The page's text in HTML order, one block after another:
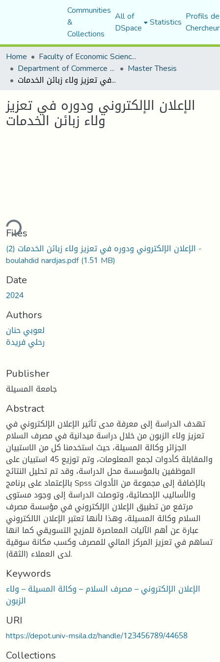
Communities
&
Collections
All of
DSpace Statistics Profils
Home
Faculty of Economic Sciences, Commerce and Management Sciences
Department of Commerce Science Master Thesis
الإعلان الإلكتروني ودوره في تعزيز ولاء زبائن الخدمات
الإعلان الإلكتروني ودوره في تعزيز
ولاء زبائن الخدمات
Files
الإعلان الإلكتروني ودوره في تعزيز ولاء زبائن الخدمات (2) -
boulahdid nardjas.pdf(1.51 MB)
Date
2024
Authors
لعوبي حنان
رحلي فريدة
Publisher
جامعة المسيلة
Abstract
تهدف الدراسة إلى معرفة مدى تأثير الإعلان الإلكتروني في
تعزيز ولاء الزبون من خلال دراسة ميدانية في مصرف السلام
الجزائر وكالة المسيلة، حيث استخدمنا كل من الاستبيان
والمقابلة كأدوات لجمع المعلومات، وتم توزيع 45 استبيان على
الموظفين بالمؤسسة محل الدراسة، وقد تم تحليل النتائج
بالإعتماد على برنامج Spss بالإضافة إلى مجموعة من الأدوات
والأساليب الإحصائية، وتوصلت الدراسة إلى وجود مستوى
مرتفع من تطبيق الإعلان الإلكتروني في مؤسسة مصرف
السلام وكالة المسيلة، وهذا لأنها تعتبر الإعلان الالكتروني
عبارة عن أهم الآليات المعاصرة للمزيج التسويقي كما انها
تساهم في تعزيز المركز المالي للمصرف وكسب مكانة سوقية
لدى العملاء (الثقة).
Keywords
الإعلان الإلكتروني – مصرف السلام – وكالة المسيلة – ولاء
الزبون
URI
https://depot.univ-msila.dz/handle/123456789/44658
Collections